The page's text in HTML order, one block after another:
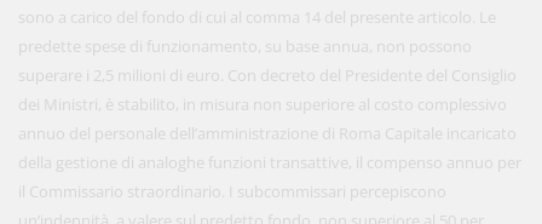
sono a carico del fondo di cui al comma 14 del presente articolo. Le
predette spese di funzionamento, su base annua, non possono
superare i 2,5 milioni di euro. Con decreto del Presidente del Consiglio
dei Ministri, è stabilito, in misura non superiore al costo complessivo
annuo del personale dell’amministrazione di Roma Capitale incaricato
della gestione di analoghe funzioni transattive, il compenso annuo per
il Commissario straordinario. I subcommissari percepiscono